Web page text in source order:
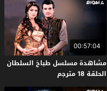
00:57:04
مشاهدة مسلسل طباخ السلطان
الحلقة 18 مترجم